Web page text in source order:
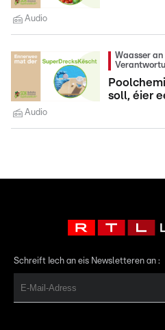
Audio
Waasser
soll, éier
Audio
Schreift Iech an eis Newsletteren an :